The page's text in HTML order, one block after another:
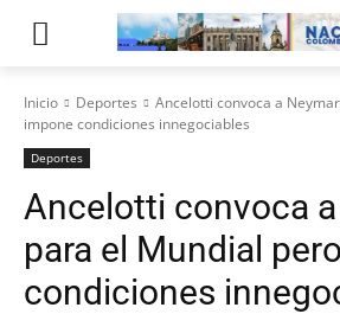
Inicio Deportes
Ancelotti convoca a
impone condiciones innegociables
Deportes
Ancelotti convoca
para el Mundial
condiciones